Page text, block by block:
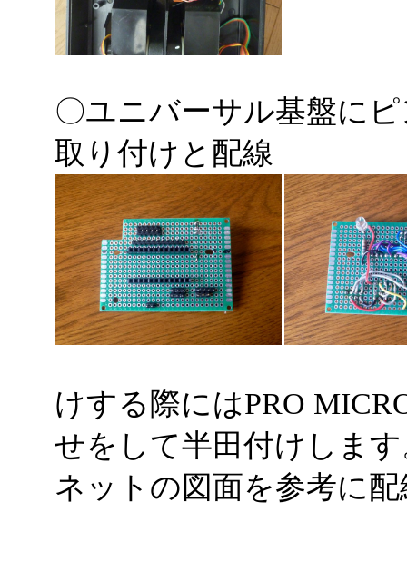
〇ユニバーサル基盤に
取り付けと配線
けする際にはPRO
せをして半田付けしま
ネットの図面を参考に